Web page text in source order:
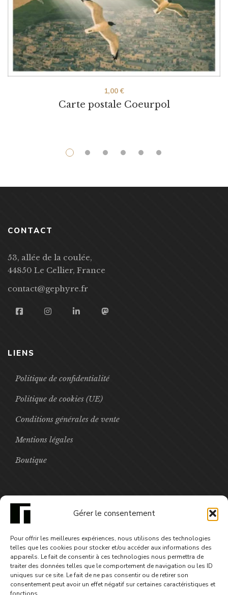
Gérer le consentement
Pour offrir les meilleures expériences, nous utilisons des technologies
telles que les cookies pour stocker et/ou accéder aux informations des
appareils. Le fait de consentir à ces technologies nous permettra de
traiter des données telles que le comportement de navigation ou les ID
uniques sur ce site. Le fait de ne pas consentir ou de retirer son
consentement peut avoir un effet négatif sur certaines caractéristiques et
Carte postale Coeurpol
1,00€
CONTACT
53, allée de la coulée,
44850 Le Cellier, France
contact@gephyre.fr
LIENS
Politique de confidentialité
Politique de cookies (UE)
Conditions générales de vente
Mentions légales
Boutique
3,99€